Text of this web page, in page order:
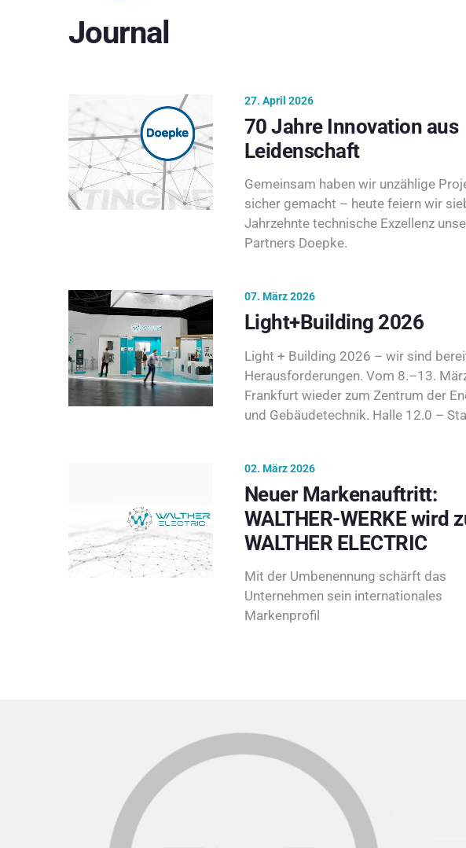
Journal
27. April 2026
70 Jahre Innovation aus
Leidenschaft
Gemeinsam haben wir unzählige
sicher gemacht – heute feiern wir
Jahrzehnte technische Exzellenz
Partners Doepke.
07. März 2026
Light+Building 2026
Light + Building 2026 – wir sind
Herausforderungen. Vom 8.–13.
Frankfurt wieder zum Zentrum der
und Gebäudetechnik. Halle 12.0 –
02. März 2026
Neuer Markenauftritt:
WALTHER-WERKE wird
WALTHER ELECTRIC
Mit der Umbenennung schärft das
Unternehmen sein internationales
Markenprofil